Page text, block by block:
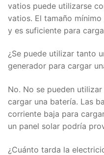
vatios puede utilizarse
vatios. El tamaño
y es suficiente para
¿Se puede utilizar tanto
generador para cargar
No. No se pueden
cargar una batería. Las
corriente baja para
un panel solar podría
¿Cuánto tarda la